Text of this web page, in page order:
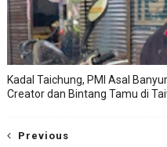
Kadal Taichung, PMI Asal
Creator dan Bintang Tamu di
Previous